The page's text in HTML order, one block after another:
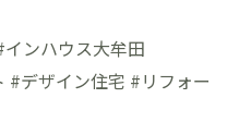
ンハウス大牟田
#デザイン住宅 #リフォー